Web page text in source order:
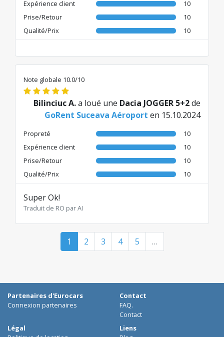
Expérience client
10
Prise/Retour
10
Qualité/Prix
10
Note globale 10.0/10
Bilinciuc A.a loué une Dacia JOGGER 5+2de
GoRent Suceava Aéroport en 15.10.2024
Propreté
10
Expérience client
10
Prise/Retour
10
Qualité/Prix
10
Super Ok!
Traduit de RO par AI
1 2 3 4 5 …
Partenaires d'Eurocars
Connexion partenaires
Contact
FAQ.
Contact
Légal
Liens